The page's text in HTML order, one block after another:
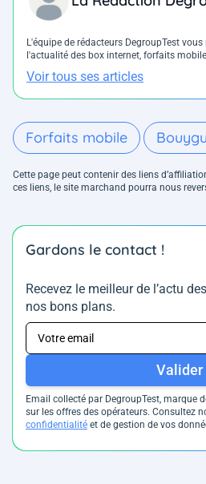
L'équipe de rédacteurs DegroupTest
l'actualité des box internet, forfaits
Voir tous ses articles
Forfaits mobile
Cette page peut contenir des liens
ces liens, le site marchand pourra nous
Gardons le contact !
Recevez le meilleur de l’actu
nos bons plans.
Valider
Email collecté par DegroupTest, marque
sur les offres des opérateurs. Consultez
confidentialité et de gestion de vos